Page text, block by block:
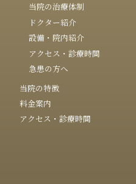
当院の治療体制
ドクター紹介
設備・院内紹介
アクセス・診療時間
急患の方へ
当院の特徴
料金案内
アクセス・診療時間